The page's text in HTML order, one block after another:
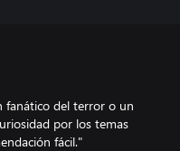
fanático del terror o un
por los temas
fácil."